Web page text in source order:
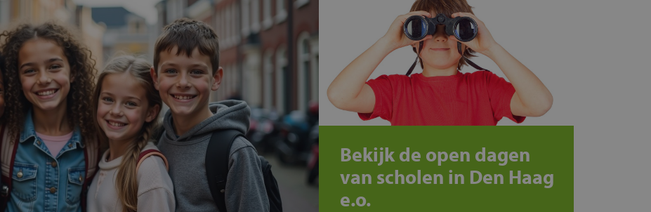
Bekijk de open dagen
van scholen in Den Haag
e.o.